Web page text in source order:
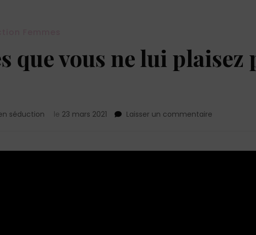
que vous ne lui plaisez
séduction le 23 mars 2021 Laisser un commentaire